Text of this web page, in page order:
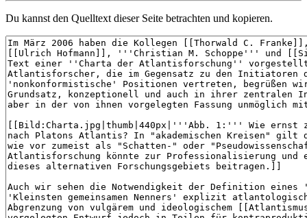
Du kannst den Quelltext dieser Seite betrachten und kopieren.